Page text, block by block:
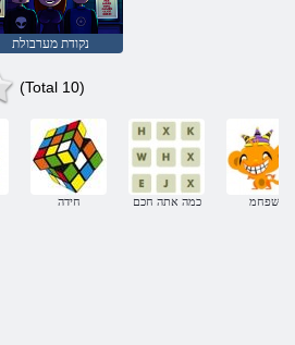
נקודת מערבולת
(Total 10)
חידה כמה אתה חכם שפחמ